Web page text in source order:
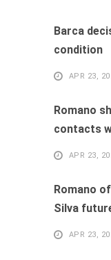
Barca
condition
APR 23,
Romano
contacts
APR 23,
Romano
Silva
APR 23,